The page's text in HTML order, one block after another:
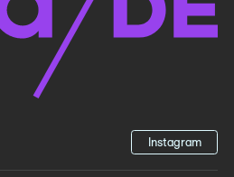
Instagram